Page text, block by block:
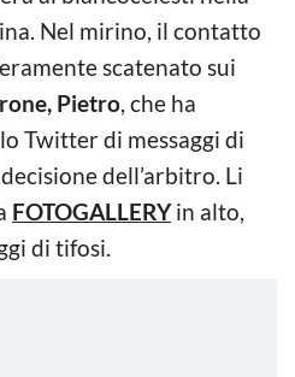
Nel mirino, il contatto
scatenato sui
Pietro, che ha
Twitter di messaggi di
dell’arbitro. Li
FOTOGALLERYin alto,
di tifosi.